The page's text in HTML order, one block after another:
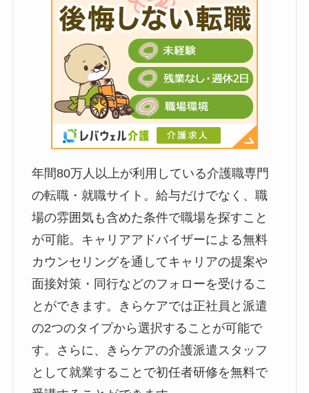
年間80万人以上が利用している介護職専門
の転職・就職サイト。給与だけでなく、職
場の雰囲気も含めた条件で職場を探すこと
が可能。キャリアアドバイザーによる無料
カウンセリングを通してキャリアの提案や
面接対策・同行などのフォローを受けるこ
とができます。きらケアでは正社員と派遣
の2つのタイプから選択することが可能で
す。さらに、きらケアの介護派遣スタッフ
として就業することで初任者研修を無料で